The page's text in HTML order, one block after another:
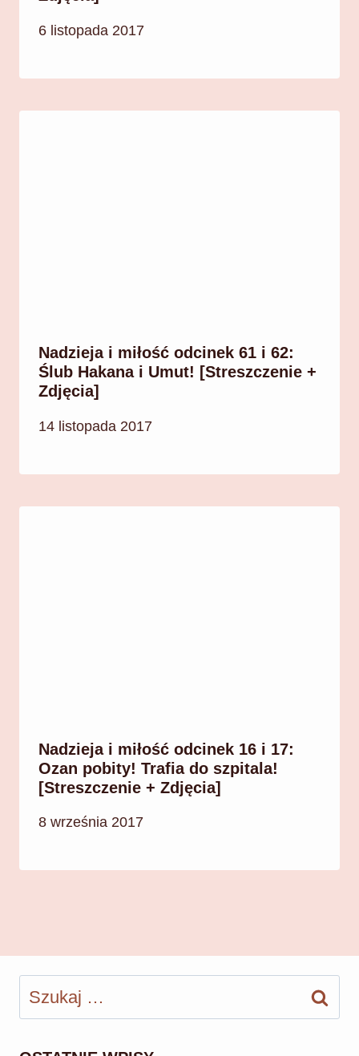
6 listopada 2017
Nadzieja i miłość odcinek 61 i 62:
Ślub Hakana i Umut! [Streszczenie +
Zdjęcia]
14 listopada 2017
Nadzieja i miłość odcinek 16 i 17:
Ozan pobity! Trafia do szpitala!
[Streszczenie + Zdjęcia]
8 września 2017
Szukaj: